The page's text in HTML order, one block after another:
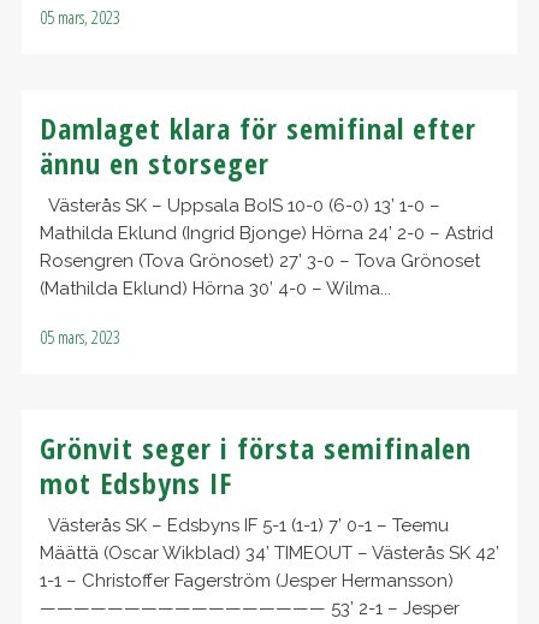
05 mars, 2023
Damlaget klara för semifinal efter
ännu en storseger
Västerås SK – Uppsala BoIS 10-0 (6-0) 13’ 1-0 –
Mathilda Eklund (Ingrid Bjonge) Hörna 24’ 2-0 – Astrid
Rosengren (Tova Grönoset) 27’ 3-0 – Tova Grönoset
(Mathilda Eklund) Hörna 30’ 4-0 – Wilma...
05 mars, 2023
Grönvit seger i första semifinalen
mot Edsbyns IF
Västerås SK – Edsbyns IF 5-1 (1-1) 7’ 0-1 – Teemu
Määttä (Oscar Wikblad) 34’ TIMEOUT – Västerås SK 42’
1-1 – Christoffer Fagerström (Jesper Hermansson)
————————————————— 53’ 2-1 – Jesper